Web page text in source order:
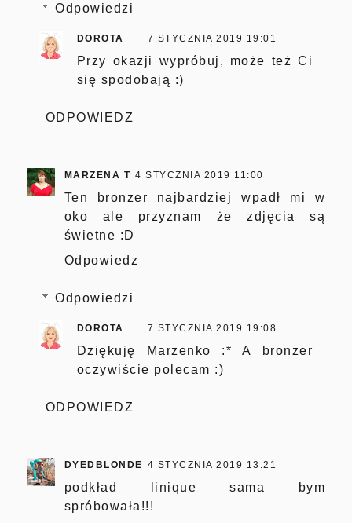
Odpowiedzi
DOROTA 7 STYCZNIA 2019 19:01
Przy okazji wypróbuj, może też Ci
się spodobają :)
ODPOWIEDZ
MARZENA T 4 STYCZNIA 2019 11:00
Ten bronzer najbardziej wpadł mi w
oko ale przyznam że zdjęcia są
świetne :D
Odpowiedz
Odpowiedzi
DOROTA 7 STYCZNIA 2019 19:08
Dziękuję Marzenko :* A bronzer
oczywiście polecam :)
ODPOWIEDZ
DYEDBLONDE 4 STYCZNIA 2019 13:21
podkład linique sama bym
spróbowała!!!